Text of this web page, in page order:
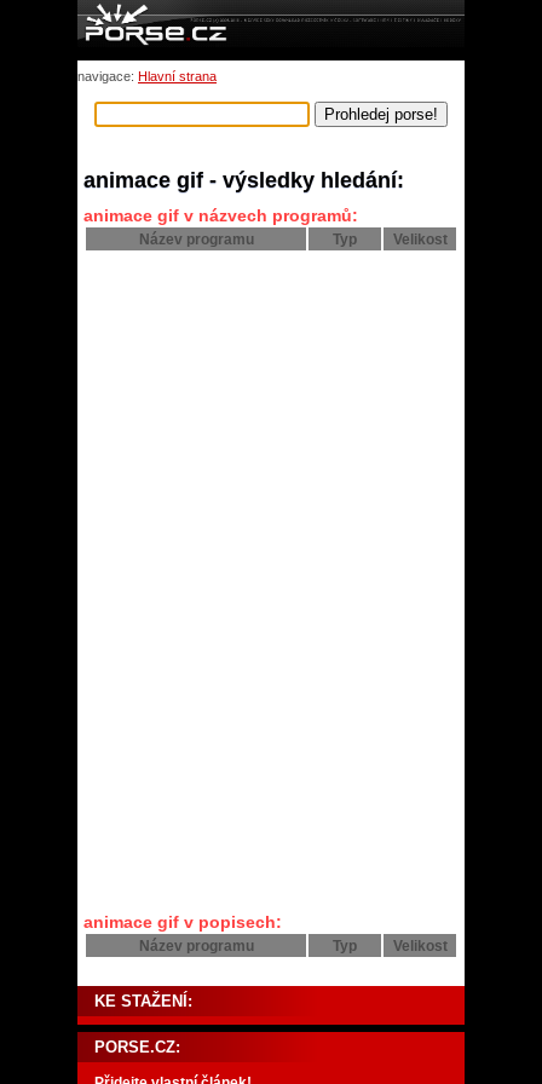
navigace: Hlavní strana
animace gif - výsledky hledání:
animace gif v názvech programů:
Název programu Typ Velikost
animace gif v popisech:
Název programu Typ Velikost
KE STAŽENÍ:
PORSE.CZ: